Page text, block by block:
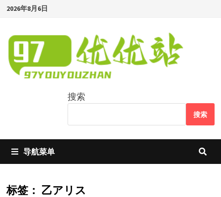
Skip
content
2026年8月6日
搜索
搜索
导航菜单
标签： 乙アリス